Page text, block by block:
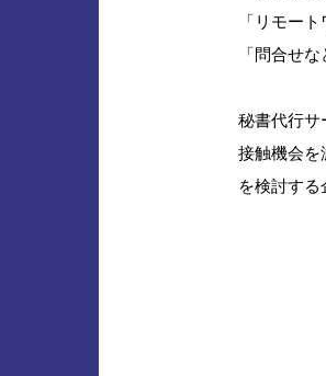
「リモー
「問合せ
秘書代行サ
接触機会を
を検討する